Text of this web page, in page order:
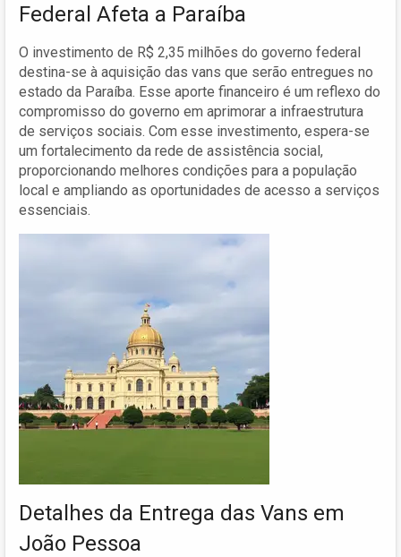
Federal Afeta a Paraíba
O investimento de R$ 2,35 milhões do governo federal
destina-se à aquisição das vans que serão entregues no
estado da Paraíba. Esse aporte financeiro é um reflexo do
compromisso do governo em aprimorar a infraestrutura
de serviços sociais. Com esse investimento, espera-se
um fortalecimento da rede de assistência social,
proporcionando melhores condições para a população
local e ampliando as oportunidades de acesso a serviços
essenciais.
Detalhes da Entrega das Vans em
João Pessoa